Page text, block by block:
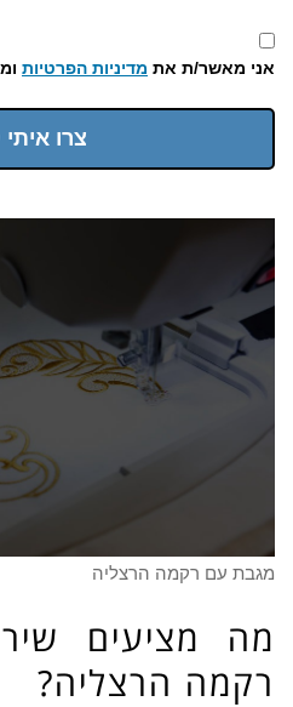
אני מאשר/ת את מדיניות הפרטיות
צרו
מגבת עם רקמה הרצליה
מה מציעים
רקמה הרצליה?